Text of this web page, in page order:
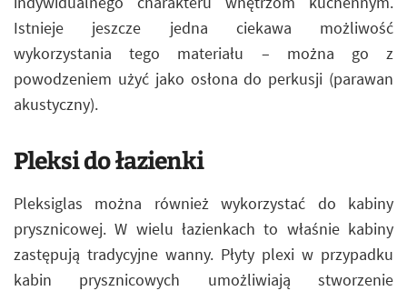
Istnieje jeszcze jedna ciekawa możliwość
wykorzystania tego materiału – można go z
powodzeniem użyć jako osłona do perkusji (parawan
akustyczny).
Pleksi do łazienki
Pleksiglas można również wykorzystać do kabiny
prysznicowej. W wielu łazienkach to właśnie kabiny
zastępują tradycyjne wanny. Płyty plexi w przypadku
kabin prysznicowych umożliwiają stworzenie